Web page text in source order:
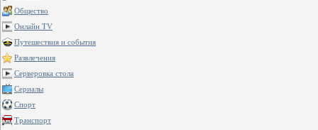
Общество
Онлайн TV
Путешествия и события
Развлечения
Серверовка стола
Сериалы
Спорт
Транспорт